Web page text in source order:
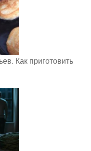
Как приготовить